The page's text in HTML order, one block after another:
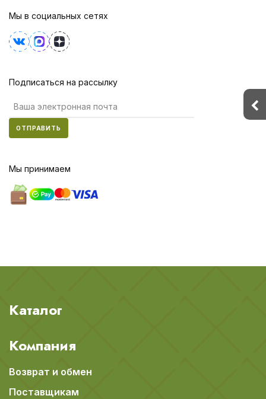
Мы в социальных сетях
Подписаться на рассылку
ОТПРАВИТЬ
Мы принимаем
Каталог
Компания
Возврат и обмен
Поставщикам